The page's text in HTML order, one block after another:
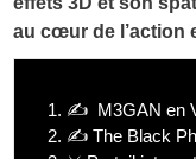
au cœur de l’action
1. ✍️ M3GAN en
2. ✍️ The Black